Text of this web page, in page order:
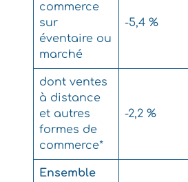
commerce
sur
éventaire ou
marché
-5,4 %
dont ventes
à distance
et autres
formes de
commerce*
-2,2 %
Ensemble